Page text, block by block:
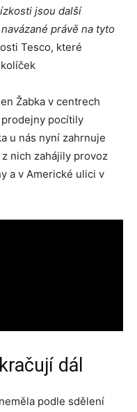
jsou další
právě na tyto
Tesco, které
Žabka v centrech
pocítily
u nás nyní zahrnuje
nich zahájily provoz
a v Americké ulici v
dál
podle sdělení